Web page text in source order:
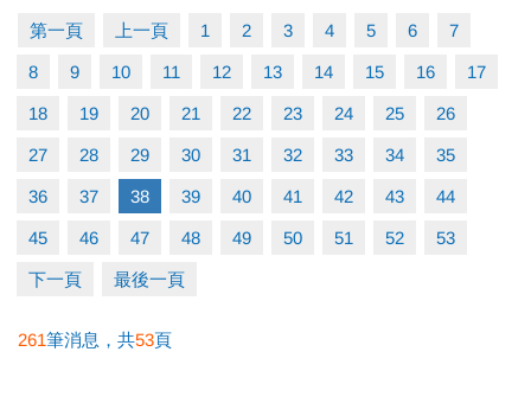
#臺北市大安運動中心
第一頁 上一頁 1 2 3 4 5 6 7
8 9 10 11 12 13 14 15 16 17
18 19 20 21 22 23 24 25 26
27 28 29 30 31 32 33 34 35
36 37 38 39 40 41 42 43 44
45 46 47 48 49 50 51 52 53
下一頁 最後一頁
261筆消息，共53頁